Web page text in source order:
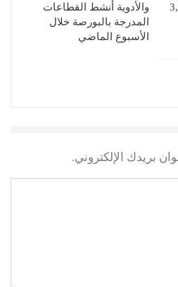
بقيمة 3,8
والأدوية أنشط القطاعات
المدرجة بالبورصة خلال
الأسبوع الماضي
بريدك الإلكتروني.